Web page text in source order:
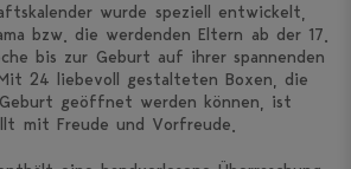
wurde speziell entwickelt,
bzw. die werdenden Eltern ab der 17.
bis zur Geburt auf ihrer spannenden
24 liebevoll gestalteten Boxen, die
geöffnet werden können, ist
mit Freude und Vorfreude.